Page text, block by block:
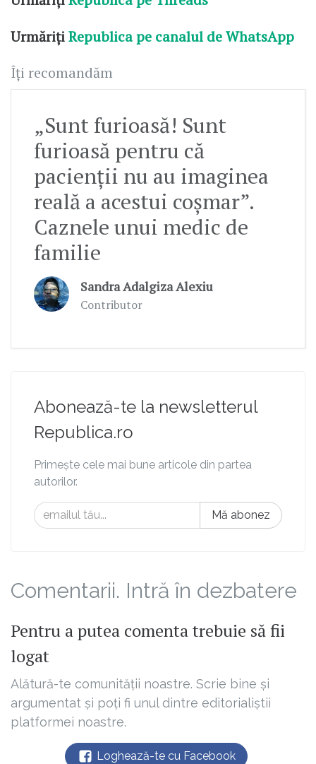
UrmărițiRepublica pe canalul de WhatsApp
Îți recomandăm
„Sunt furioasă! Sunt
furioasă pentru că
pacienții nu au imaginea
reală a acestui coșmar”.
Caznele unui medic de
familie
Sandra Adalgiza Alexiu
Contributor
Abonează-te la newsletterul
Republica.ro
Primește cele mai bune articole din partea
autorilor.
Mă abonez
Comentarii. Intră în dezbatere
Pentru a putea comenta trebuie să fii
logat
Alătură-te comunității noastre. Scrie bine și
argumentat și poți fi unul dintre editorialiștii
platformei noastre.
Loghează-te cu Facebook